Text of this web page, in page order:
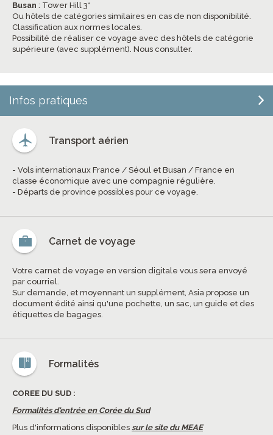
Busan : Tower Hill 3*
Ou hôtels de catégories similaires en cas de non disponibilité.
Classification aux normes locales.
Possibilité de réaliser ce voyage avec des hôtels de catégorie
supérieure (avec supplément). Nous consulter.
Infos pratiques
Transport aérien
- Vols internationaux France / Séoul et Busan / France en
classe économique avec une compagnie régulière.
- Départs de province possibles pour ce voyage.
Carnet de voyage
Votre carnet de voyage en version digitale vous sera envoyé
par courriel.
Sur demande, et moyennant un supplément, Asia propose un
document édité ainsi qu'une pochette, un sac, un guide et des
étiquettes de bagages.
Formalités
COREE DU SUD :
Formalités d'entrée en Corée du Sud
Plus d'informations disponibles sur le site du MEAE